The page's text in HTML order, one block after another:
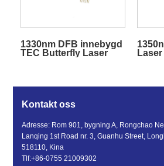
1330nm DFB innebygd
TEC Butterfly Laser
Kontakt oss
Adresse: Rom 901, bygning A, Rongchao
Lanqing 1st Road nr. 3, Guanhu Street,
518110, Kina
Tlf:+86-0755 21009302